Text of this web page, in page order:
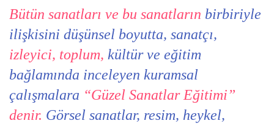
Bütün sanatları ve bu sanatların birbiriyle
ilişkisini düşünsel boyutta, sanatçı,
izleyici, toplum, kültür ve eğitim
bağlamında inceleyen kuramsal
çalışmalara “Güzel Sanatlar Eğitimi”
denir. Görsel sanatlar, resim, heykel,